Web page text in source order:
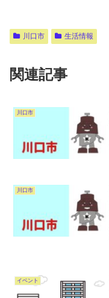
川口市 生活情報
関連記事
川口市
川口市
イベント